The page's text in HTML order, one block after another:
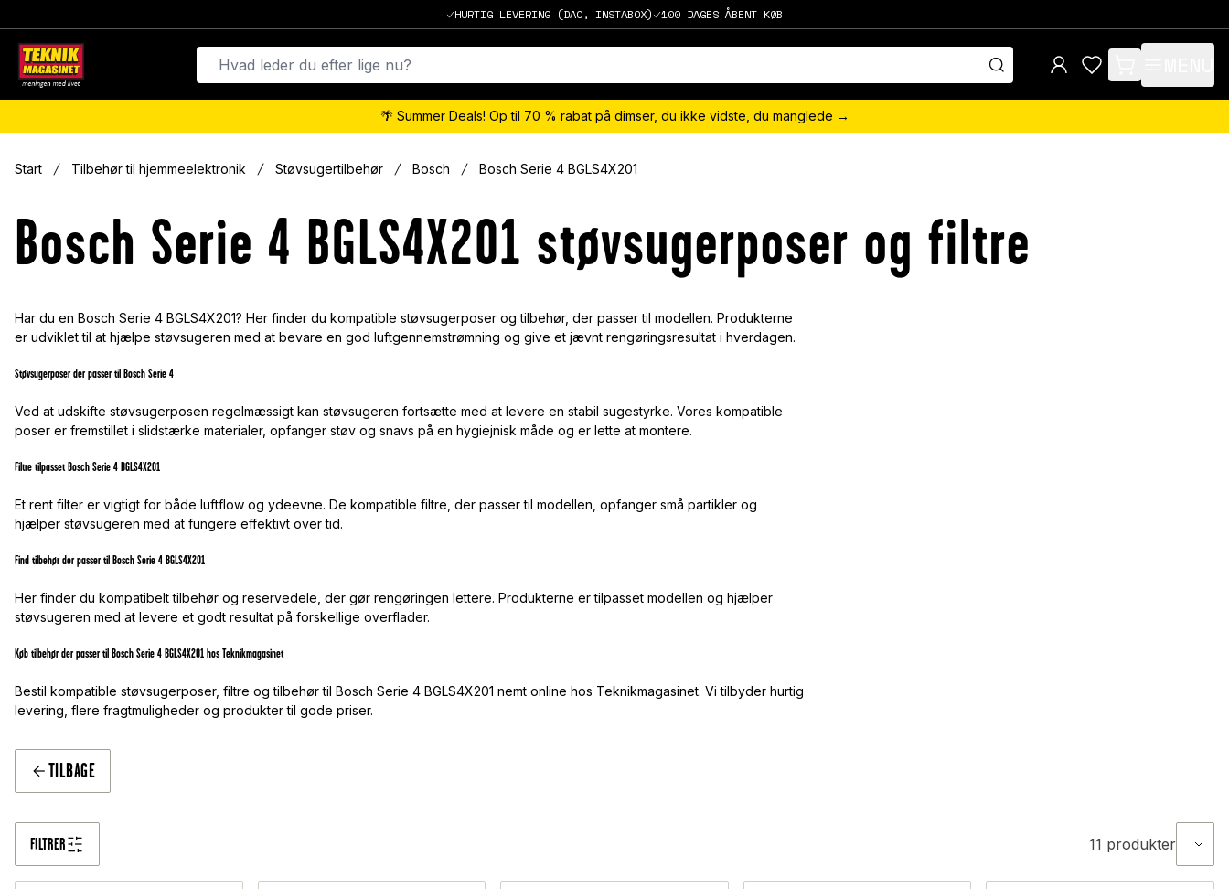
HURTIG LEVERING (DAO, INSTABOX) 100 DAGES ÅBENT KØB
items in cart, view
🌴 Summer Deals! Op til 70 % rabat på dimser, du ikke vidste, du manglede →
Start Tilbehør til hjemmeelektronik Støvsugertilbehør Bosch Bosch Serie 4 BGLS4X201
Bosch Serie 4 BGLS4X201 støvsugerposer og filtre
Har du en Bosch Serie 4 BGLS4X201? Her finder du kompatible støvsugerposer og tilbehør, der passer til modellen. Produkterne
er udviklet til at hjælpe støvsugeren med at bevare en god luftgennemstrømning og give et jævnt rengøringsresultat i hverdagen.
Støvsugerposer der passer til Bosch Serie 4
Ved at udskifte støvsugerposen regelmæssigt kan støvsugeren fortsætte med at levere en stabil sugestyrke. Vores kompatible
poser er fremstillet i slidstærke materialer, opfanger støv og snavs på en hygiejnisk måde og er lette at montere.
Filtre tilpasset Bosch Serie 4 BGLS4X201
Et rent filter er vigtigt for både luftflow og ydeevne. De kompatible filtre, der passer til modellen, opfanger små partikler og
hjælper støvsugeren med at fungere effektivt over tid.
Find tilbehør der passer til Bosch Serie 4 BGLS4X201
Her finder du kompatibelt tilbehør og reservedele, der gør rengøringen lettere. Produkterne er tilpasset modellen og hjælper
støvsugeren med at levere et godt resultat på forskellige overflader.
Køb tilbehør der passer til Bosch Serie 4 BGLS4X201 hos Teknikmagasinet
Bestil kompatible støvsugerposer, filtre og tilbehør til Bosch Serie 4 BGLS4X201 nemt online hos Teknikmagasinet. Vi tilbyder hurtig
levering, flere fragtmuligheder og produkter til gode priser.
TILBAGE
FILTRER 11 produkter